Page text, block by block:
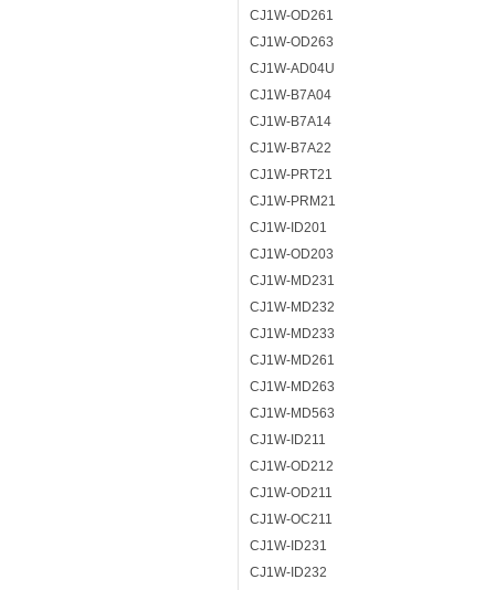
CJ1W-OD261
CJ1W-OD263
CJ1W-AD04U
CJ1W-B7A04
CJ1W-B7A14
CJ1W-B7A22
CJ1W-PRT21
CJ1W-PRM21
CJ1W-ID201
CJ1W-OD203
CJ1W-MD231
CJ1W-MD232
CJ1W-MD233
CJ1W-MD261
CJ1W-MD263
CJ1W-MD563
CJ1W-ID211
CJ1W-OD212
CJ1W-OD211
CJ1W-OC211
CJ1W-ID231
CJ1W-ID232